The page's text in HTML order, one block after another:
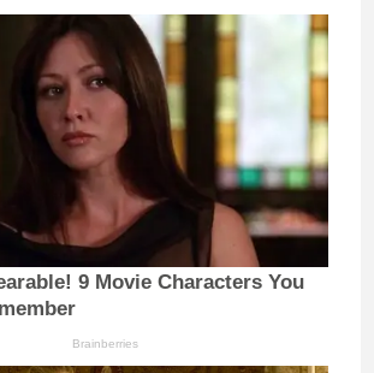
9 Movie Characters You
Brainberries